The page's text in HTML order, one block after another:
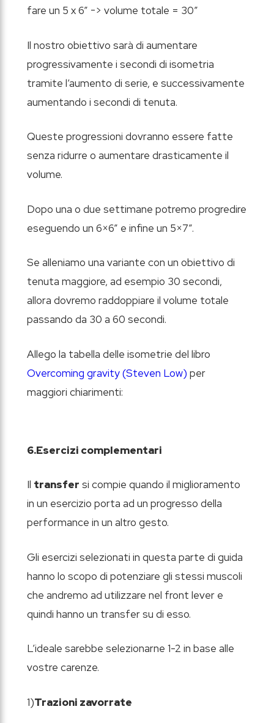
fare un 5 x 6” -> volume totale = 30”
Il nostro obiettivo sarà di aumentare
progressivamente i secondi di isometria
tramite l’aumento di serie, e successivamente
aumentando i secondi di tenuta.
Queste progressioni dovranno essere fatte
senza ridurre o aumentare drasticamente il
volume.
Dopo una o due settimane potremo progredire
eseguendo un 6×6” e infine un 5×7”.
Se alleniamo una variante con un obiettivo di
tenuta maggiore, ad esempio 30 secondi,
allora dovremo raddoppiare il volume totale
passando da 30 a 60 secondi.
Allego la tabella delle isometrie del libro
Overcoming gravity (Steven Low) per
maggiori chiarimenti:
6.Esercizi complementari
Il transfer si compie quando il miglioramento
in un esercizio porta ad un progresso della
performance in un altro gesto.
Gli esercizi selezionati in questa parte di guida
hanno lo scopo di potenziare gli stessi muscoli
che andremo ad utilizzare nel front lever e
quindi hanno un transfer su di esso.
L’ideale sarebbe selezionarne 1-2 in base alle
vostre carenze.
1)Trazioni zavorrate